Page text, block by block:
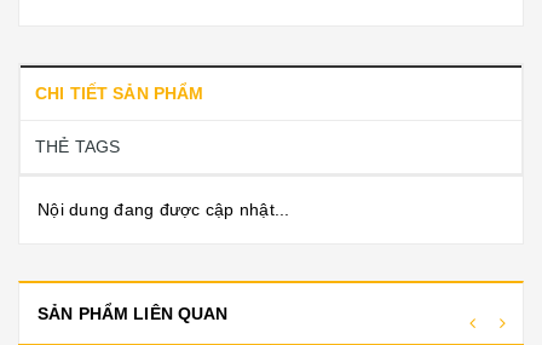
CHI TIẾT SẢN PHẨM
THẺ TAGS
Nội dung đang được cập nhật...
SẢN PHẨM LIÊN QUAN